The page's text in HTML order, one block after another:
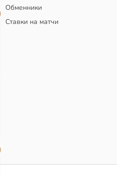
Обменники
Ставки на матчи